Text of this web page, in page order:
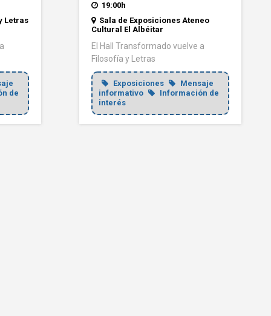
Letras
de
19:00h
Sala de Exposiciones Ateneo
Cultural El Albéitar
El Hall Transformado vuelve a
Filosofía y Letras
Exposiciones
Mensaje
informativo
Información de
interés